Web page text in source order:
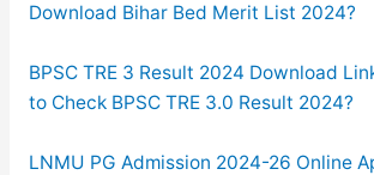
Download Bihar Bed Merit List 2024?
BPSC TRE 3 Result 2024 Download
to Check BPSC TRE 3.0 Result 2024?
LNMU PG Admission 2024-26 Online